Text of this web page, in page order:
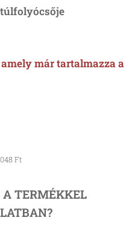
már tartalmazza a
Ft
A TERMÉKKEL